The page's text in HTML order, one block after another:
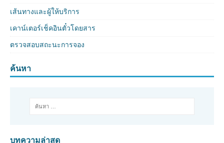
เส้นทางและผู้ให้บริการ
เคาน์เตอร์เช็คอินตั๋วโดยสาร
ตรวจสอบสถะนะการจอง
ค้นหา
บทความล่าสุด